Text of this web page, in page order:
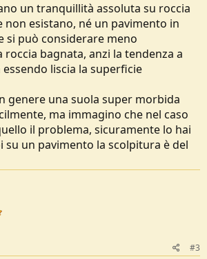
un tranquillità assoluta su roccia
non esistano, né un pavimento in
si può considerare meno
bagnata, anzi la tendenza a
liscia la superficie
genere una suola super morbida
ma immagino che nel caso
il problema, sicuramente lo hai
su un pavimento la scolpitura è del
#3